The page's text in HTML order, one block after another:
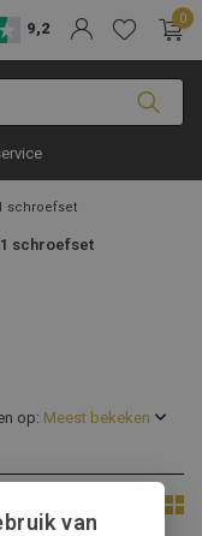
9,2
0
schroefset
schroefset
op:
van